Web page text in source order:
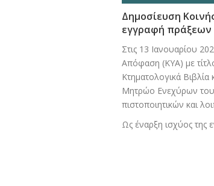
Δημοσίευση
εγγραφή πράξεων
Στις 13 Ιανουαρίου
Απόφαση (ΚΥΑ) με
Κτηματολογικά
Μητρώο Ενεχύρων του
πιστοποιητικών και
Ως έναρξη ισχύος της